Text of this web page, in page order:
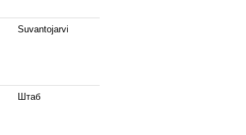
Suvantojarvi
Штаб